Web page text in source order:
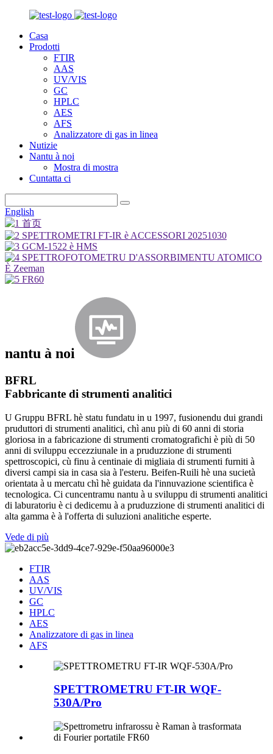
Casa
Prodotti
FTIR
AAS
UV/VIS
GC
HPLC
AES
AFS
Analizzatore di gas in linea
Nutizie
Nantu à noi
Mostra di mostra
Cuntatta ci
English
nantu à noi
BFRL
Fabbricante di strumenti analitici
U Gruppu BFRL hè statu fundatu in u 1997, fusionendu dui grandi
pruduttori di strumenti analitici, chì anu più di 60 anni di storia
gloriosa in a fabricazione di strumenti cromatografichi è più di 50
anni di sviluppu eccezziunale in a pruduzzione di strumenti
spettroscopici, cù finu à centinaie di migliaia di strumenti furniti à
diversi campi sia in casa sia à l'esteru. Beifen-Ruili hè una sucietà
orientata à u mercatu chì hè guidata da l'innuvazione scientifica è
tecnologica. Ci cuncentramu nantu à u sviluppu di strumenti analitici
di laburatoriu è ci dedicemu à a pruduzzione di strumenti analitici di
alta gamma è à l'offerta di suluzioni analitiche esperte.
Vede di più
FTIR
AAS
UV/VIS
GC
HPLC
AES
Analizzatore di gas in linea
AFS
SPETTROMETRU FT-IR WQF-
530A/Pro